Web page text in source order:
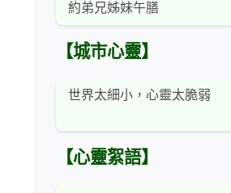
約弟兄姊妹午膳
【城市心靈】
世界太細小，心靈太脆弱
【心靈絮語】